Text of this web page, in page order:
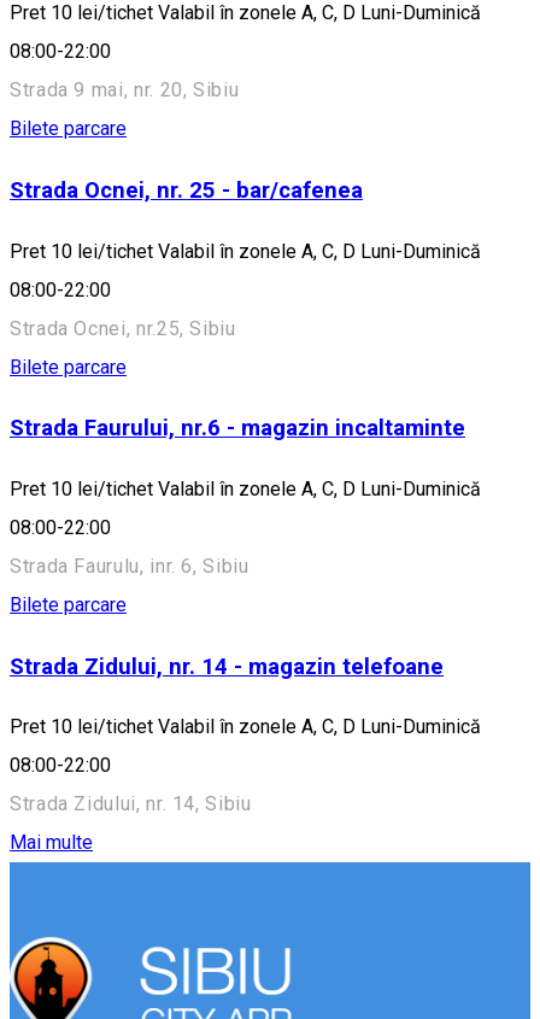
Pret 10 lei/tichet Valabil în zonele A, C, D Luni-Duminică
08:00-22:00
Strada 9 mai, nr. 20, Sibiu
Bilete parcare
Strada Ocnei, nr. 25 - bar/cafenea
Pret 10 lei/tichet Valabil în zonele A, C, D Luni-Duminică
08:00-22:00
Strada Ocnei, nr.25, Sibiu
Bilete parcare
Strada Faurului, nr.6 - magazin incaltaminte
Pret 10 lei/tichet Valabil în zonele A, C, D Luni-Duminică
08:00-22:00
Strada Faurulu, inr. 6, Sibiu
Bilete parcare
Strada Zidului, nr. 14 - magazin telefoane
Pret 10 lei/tichet Valabil în zonele A, C, D Luni-Duminică
08:00-22:00
Strada Zidului, nr. 14, Sibiu
Mai multe